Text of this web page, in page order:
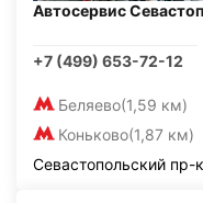
Автосервис
+7 (499) 653-72-12
Беляево(1,59 км)
Коньково(1,87 км)
Севастопольский пр-